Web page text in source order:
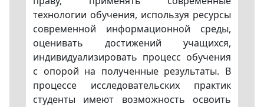
технологии обучения, используя ресурсы
современной информационной среды,
оценивать достижений учащихся,
индивидуализировать процесс обучения
с опорой на полученные результаты. В
процессе исследовательских практик
студенты имеют возможность освоить